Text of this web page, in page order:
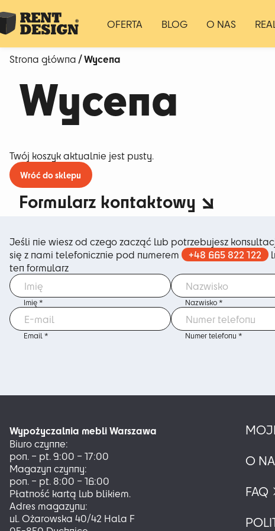
OFERTA BLOG O NAS
Strona główna/ Wycena
Wycena
Twój koszyk aktualnie jest pusty.
Wróć do sklepu
Formularz kontaktowy
Jeśli nie wiesz od czego zacząć lub potrzebujesz
się z nami telefonicznie pod numerem
+48 665 822 122
ten formularz
Imię * Nazwisko *
Email * Numer telefonu *
Wypożyczalnia mebli Warszawa
Biuro czynne:
pon. – pt. 9:00 – 17:00
Magazyn czynny:
pon. – pt. 8:00 – 16:00
Płatność kartą lub blikiem.
Adres magazynu:
ul. Ożarowska 40/42 Hala F
O
FAQ